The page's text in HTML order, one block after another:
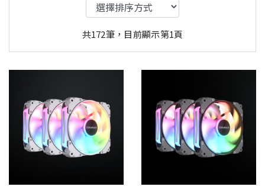
共172筆，目前顯示第1頁